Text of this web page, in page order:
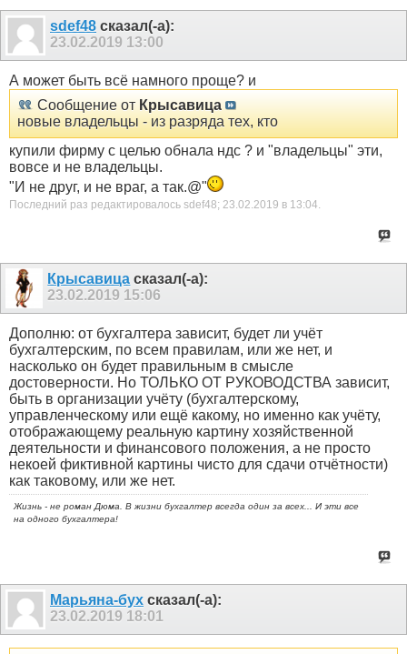
sdef48 сказал(-а):
23.02.2019 13:00
А может быть всё намного проще? и
Сообщение от Крысавица
новые владельцы - из разряда тех, кто
купили фирму с целью обнала ндс ? и "владельцы" эти,
вовсе и не владельцы.
"И не друг, и не враг, а так.@"
Последний раз редактировалось sdef48; 23.02.2019 в 13:04.
Крысавица сказал(-а):
23.02.2019 15:06
Дополню: от бухгалтера зависит, будет ли учёт
бухгалтерским, по всем правилам, или же нет, и
насколько он будет правильным в смысле
достоверности. Но ТОЛЬКО ОТ РУКОВОДСТВА зависит,
быть в организации учёту (бухгалтерскому,
управленческому или ещё какому, но именно как учёту,
отображающему реальную картину хозяйственной
деятельности и финансового положения, а не просто
некоей фиктивной картины чисто для сдачи отчётности)
как таковому, или же нет.
Жизнь - не роман Дюма. В жизни бухгалтер всегда один за всех... И эти все
на одного бухгалтера!
Марьяна-бух сказал(-а):
23.02.2019 18:01